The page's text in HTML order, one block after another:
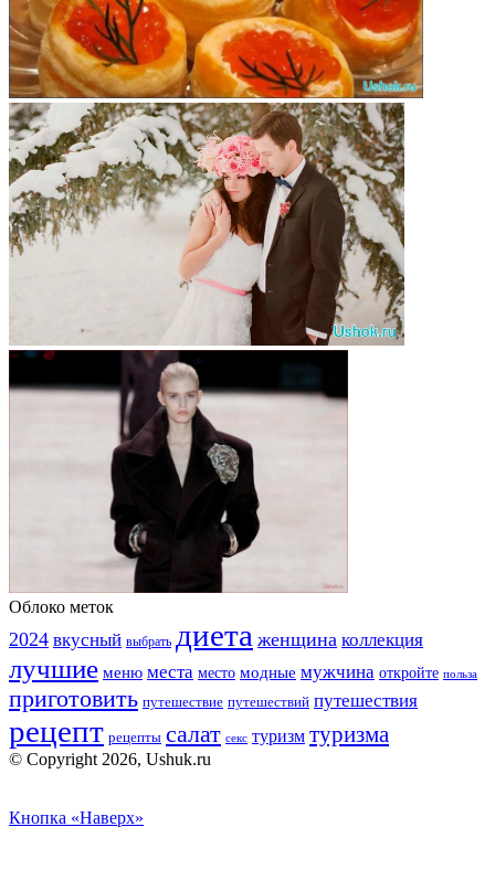
Облоко меток
2024 вкусный выбрать диета женщина коллекция
лучшие меню места место модные мужчина откройте польза
приготовить путешествие путешествий путешествия
рецепт рецепты салат секс туризм туризма
© Copyright 2026, Ushuk.ru
Кнопка «Наверх»